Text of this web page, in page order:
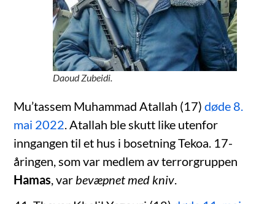
Daoud Zubeidi.
Mu’tassem Muhammad Atallah (17)døde 8.
mai 2022. Atallah ble skutt like utenfor
inngangen til et hus i bosetning Tekoa. 17-
åringen, som var medlem av terrorgruppen
Hamas, var bevæpnet med kniv.